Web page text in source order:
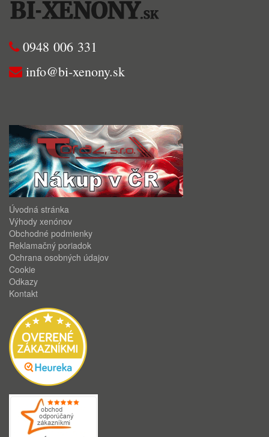
0948 006 331
info@bi-xenony.sk
Úvodná stránka
Výhody xenónov
Obchodné podmienky
Reklamačný poriadok
Ochrana osobných údajov
Cookie
Odkazy
Kontakt